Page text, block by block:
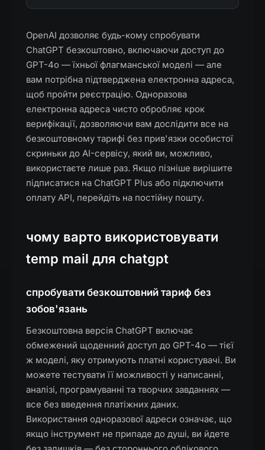
OpenAI дозволяє будь-кому спробувати
ChatGPT безкоштовно, включаючи доступ до
GPT-4o — їхньої флагманської моделі — але
вам потрібна підтверджена електронна адреса,
щоб пройти реєстрацію. Одноразова
електронна адреса чисто обробляє крок
верифікації, дозволяючи вам дослідити все на
безкоштовному тарифі без прив'язки особистої
скриньки до AI-сервісу, який ви, можливо,
використаєте лише раз. Якщо пізніше вирішите
підписатися на ChatGPT Plus або підключити
оплату API, перейдіть на постійну пошту.
чому варто використовувати
temp mail для chatgpt
спробувати безкоштовний тариф без
зобов'язань
Безкоштовна версія ChatGPT включає
обмежений щоденний доступ до GPT-4o — тієї
ж моделі, яку отримують платні користувачі. Ви
можете тестувати її можливості у написанні,
аналізі, програмуванні та творчих завданнях —
все без введення платіжних даних.
Використання одноразової адреси означає, що
якщо інструмент не припаде до душі, ви йдете